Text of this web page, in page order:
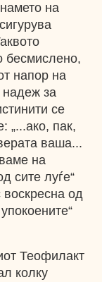
на
бесмислено,
напор на
надеж за
се
„...ако, пак,
ваша...
на
сите луѓе“
воскресна од
Теофилакт
колку